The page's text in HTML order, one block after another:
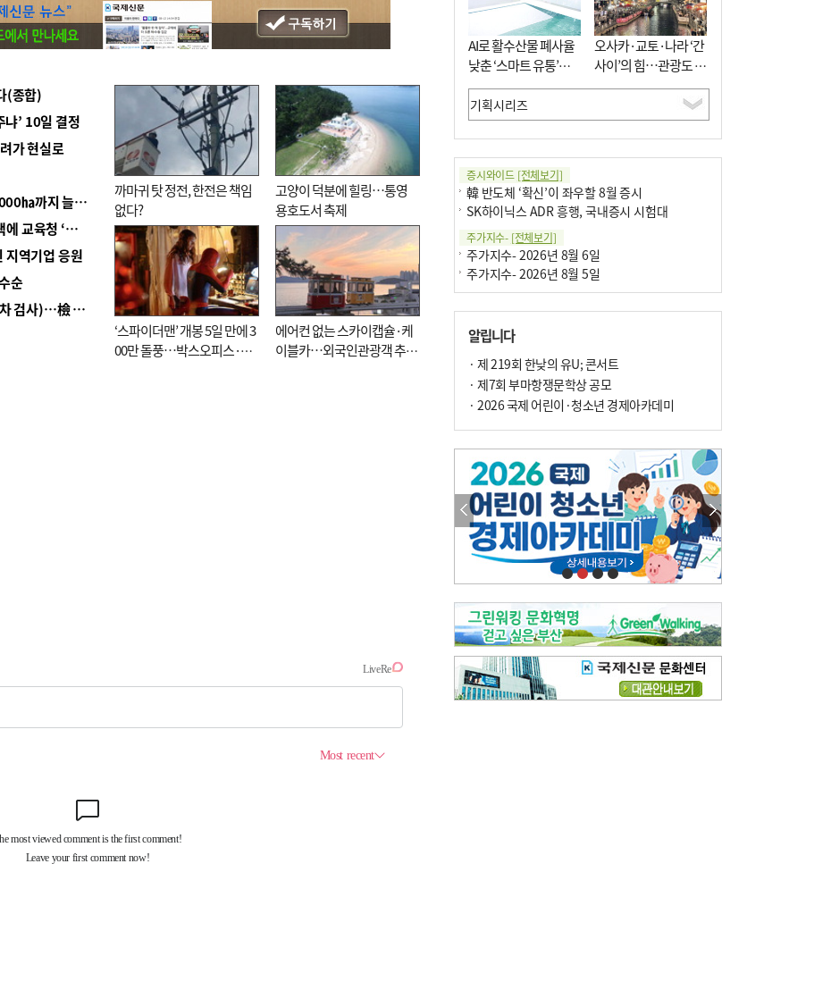
(종합)
’ 10일 결정
가 현실로
■ 경남 농정 비전 ‘잘 사는 농촌’…스마트팜 1000㏊까지 늘린다
■ 교육혁신선도지 공모 코앞인데…구·군 난색에 교육청 ‘쩔쩔’
역기업 응원
순
■ 검사 신분 버리고 직급하향(10년 이하 저연차 검사)…檢 중수청행 기피
까마귀 탓 정전, 한전은 책임
없다?
고양이 덕분에 힐링…통영
용호도서 축제
‘스파이더맨’ 개봉 5일 만에 3
00만 돌풍…박스오피스·예
에어컨 없는 스카이캡슐·케
이블카…외국인관광객 추억
AI로 활수산물 폐사율
낮춘 ‘스마트 유통’…
사막·산악지대 수출
도전
오사카·교토·나라 ‘간
사이’의 힘…관광도 뭉
쳐야 흥한다
증시와이드 [전체보기]
韓 반도체 ‘확신’이 좌우할 8월 증시
SK하이닉스 ADR 흥행, 국내증시 시험대
주가지수- [전체보기]
주가지수- 2026년 8월 6일
주가지수- 2026년 8월 5일
알립니다
· 제 219회 한낮의 유U; 콘서트
· 제7회 부마항쟁문학상 공모
· 2026 국제 어린이·청소년 경제아카데미